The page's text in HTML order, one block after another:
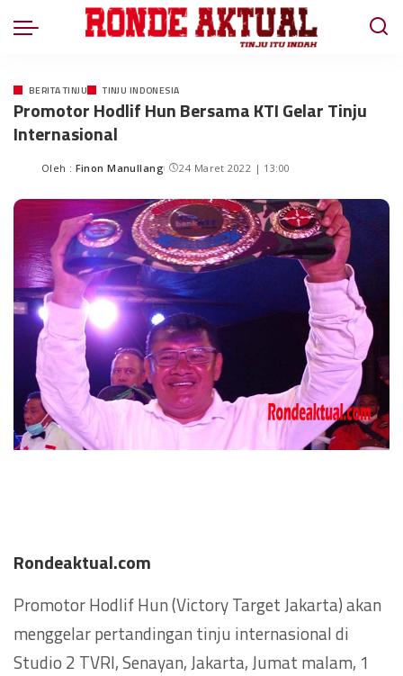
BERITA TINJU TINJU INDONESIA
Promotor Hodlif Hun Bersama KTI Gelar Tinju
Internasional
Oleh : Finon Manullang 24 Maret 2022 | 13:00
Rondeaktual.com
Promotor Hodlif Hun (Victory Target Jakarta) akan
menggelar pertandingan tinju internasional di
Studio 2 TVRI, Senayan, Jakarta, Jumat malam, 1